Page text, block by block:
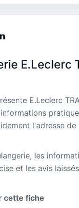
E.Leclerc
E.Leclerc
l'adresse de
les
et les avis
cette fiche